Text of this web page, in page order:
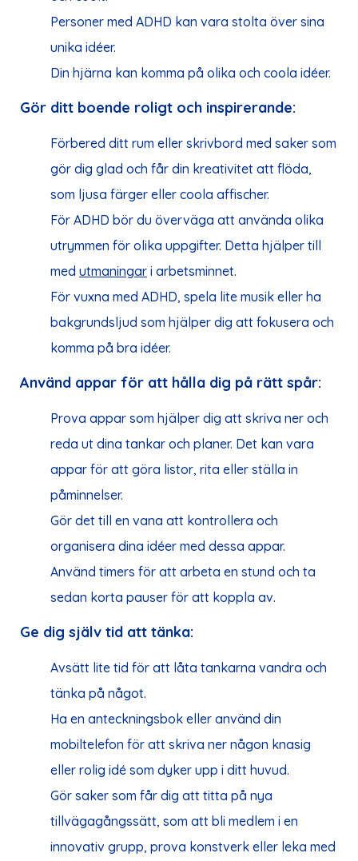
Personer med ADHD kan vara stolta över sina
unika idéer.
Din hjärna kan komma på olika och coola idéer.
Gör ditt boende roligt och inspirerande:
Förbered ditt rum eller skrivbord med saker som
gör dig glad och får din kreativitet att flöda,
som ljusa färger eller coola affischer.
För ADHD bör du överväga att använda olika
utrymmen för olika uppgifter. Detta hjälper till
med utmaningar i arbetsminnet.
För vuxna med ADHD, spela lite musik eller ha
bakgrundsljud som hjälper dig att fokusera och
komma på bra idéer.
Använd appar för att hålla dig på rätt spår:
Prova appar som hjälper dig att skriva ner och
reda ut dina tankar och planer. Det kan vara
appar för att göra listor, rita eller ställa in
påminnelser.
Gör det till en vana att kontrollera och
organisera dina idéer med dessa appar.
Använd timers för att arbeta en stund och ta
sedan korta pauser för att koppla av.
Ge dig själv tid att tänka:
Avsätt lite tid för att låta tankarna vandra och
tänka på något.
Ha en anteckningsbok eller använd din
mobiltelefon för att skriva ner någon knasig
eller rolig idé som dyker upp i ditt huvud.
Gör saker som får dig att titta på nya
tillvägagångssätt, som att bli medlem i en
innovativ grupp, prova konstverk eller leka med